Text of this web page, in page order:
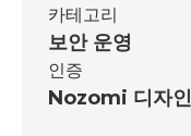
카테고리
보안 운영
인증
Nozomi 디자인